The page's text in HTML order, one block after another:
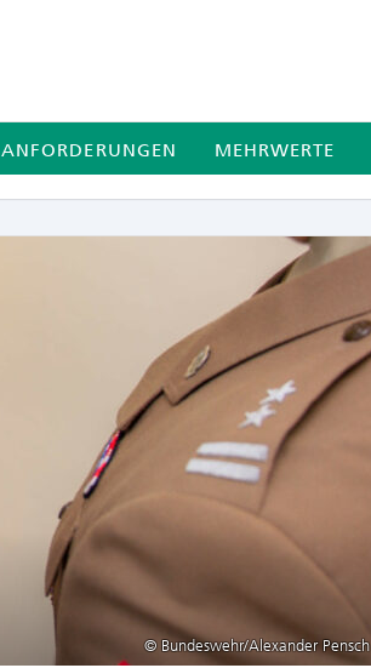
ANFORDERUNGEN MEHRWERTE
© Bundeswehr/Alexander Pensch